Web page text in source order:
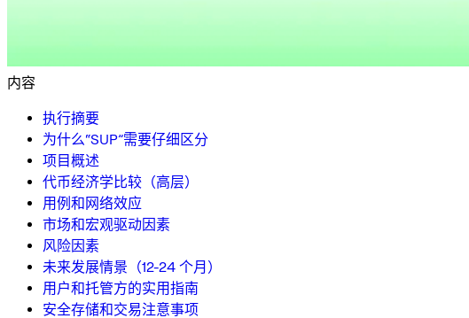
内容
执行摘要
为什么“SUP”需要仔细区分
项目概述
代币经济学比较（高层）
用例和网络效应
市场和宏观驱动因素
风险因素
未来发展情景（12-24 个月）
用户和托管方的实用指南
安全存储和交易注意事项